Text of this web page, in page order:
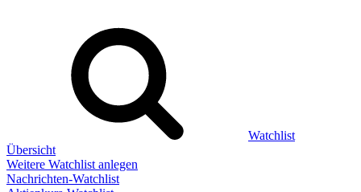
Watchlist
Übersicht
Weitere Watchlist anlegen
Nachrichten-Watchlist